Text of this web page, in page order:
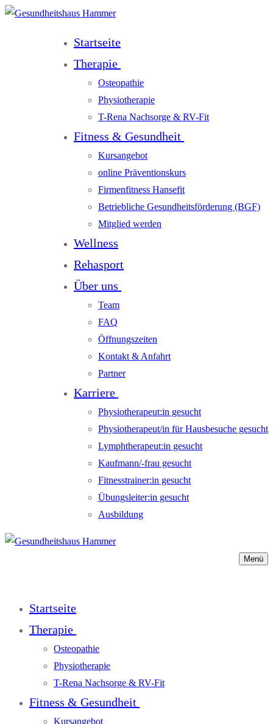
Startseite
Therapie
Osteopathie
Physiotherapie
T-Rena Nachsorge & RV-Fit
Fitness & Gesundheit
Kursangebot
online Präventionskurs
Firmenfitness Hansefit
Betriebliche Gesundheitsförderung (BGF)
Mitglied werden
Wellness
Rehasport
Über uns
Team
FAQ
Öffnungszeiten
Kontakt & Anfahrt
Partner
Karriere
Physiotherapeut:in gesucht
Physiotherapeut/in für Hausbesuche gesucht
Lymphtherapeut:in gesucht
Kaufmann/-frau gesucht
Fitnesstrainer:in gesucht
Übungsleiter:in gesucht
Ausbildung
Menü
Startseite
Therapie
Osteopathie
Physiotherapie
T-Rena Nachsorge & RV-Fit
Fitness & Gesundheit
Kursangebot